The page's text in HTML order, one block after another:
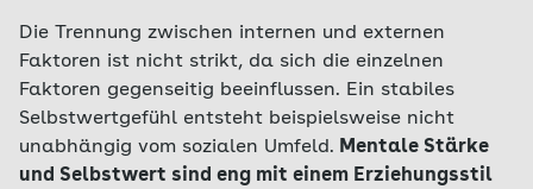
Die Trennung zwischen internen und externen
Faktoren ist nicht strikt, da sich die einzelnen
Faktoren gegenseitig beeinflussen. Ein stabiles
Selbstwertgefühl entsteht beispielsweise nicht
unabhängig vom sozialen Umfeld. Mentale Stärke
und Selbstwert sind eng mit einem Erziehungsstil